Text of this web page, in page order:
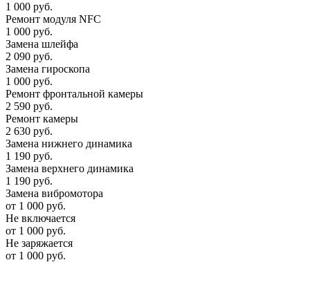
1 000 руб.
Ремонт модуля NFC
1 000 руб.
Замена шлейфа
2 090 руб.
Замена гироскопа
1 000 руб.
Ремонт фронтальной камеры
2 590 руб.
Ремонт камеры
2 630 руб.
Замена нижнего динамика
1 190 руб.
Замена верхнего динамика
1 190 руб.
Замена вибромотора
от 1 000 руб.
Не включается
от 1 000 руб.
Не заряжается
от 1 000 руб.